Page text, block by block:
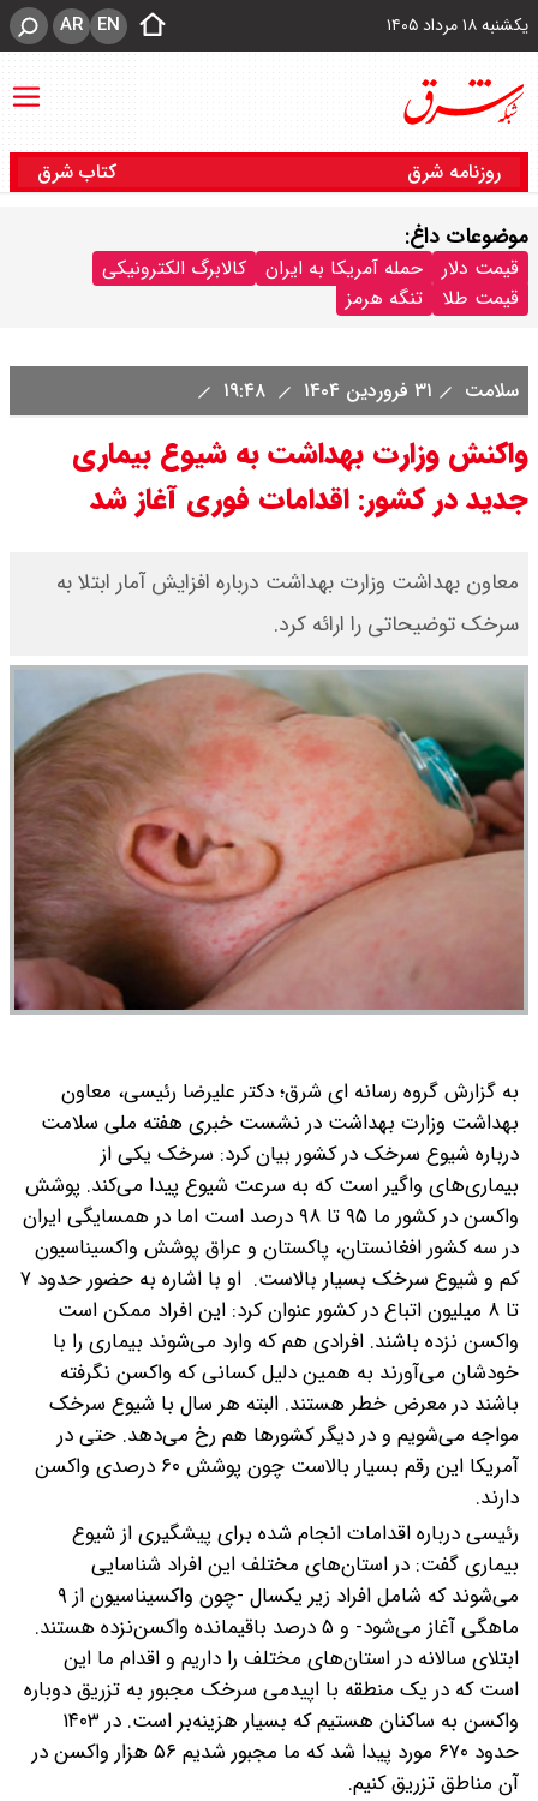
یکشنبه ۱۸ مرداد ۱۴۰۵ EN
AR
روزنامه شرق کتاب شرق
موضوعات داغ:
قیمت دلار حمله آمریکا به ایران
کالابرگ الکترونیکی
قیمت طلا
تنگه هرمز
سلامت ۳۱ فروردین ۱۴۰۴
واکنش وزارت بهداشت به شیوع بیماری
جدید در کشور: اقدامات فوری آغاز شد
معاون بهداشت وزارت بهداشت درباره افزایش آمار ابتلا به
سرخک توضیحاتی را ارائه کرد.
به گزارش گروه رسانه ای شرق؛ دکتر علیرضا رئیسی، معاون
بهداشت وزارت بهداشت در نشست خبری هفته ملی سلامت
درباره شیوع سرخک در کشور بیان کرد: سرخک یکی از
بیماری‌های واگیر است که به سرعت شیوع پیدا می‌کند. پوشش
واکسن در کشور ما ۹۵ تا ۹۸ درصد است اما در همسایگی ایران
در سه کشور افغانستان، پاکستان و عراق پوشش واکسیناسیون
کم و شیوع سرخک بسیار بالاست.
او با اشاره به حضور حدود ۷
تا ۸ میلیون اتباع در کشور عنوان کرد: این افراد ممکن است
واکسن نزده باشند. افرادی هم که‌ وارد می‌شوند بیماری را با
خودشان می‌آورند به همین دلیل کسانی که واکسن‌ نگرفته
باشند در معرض خطر هستند. البته هر سال با شیوع سرخک
مواجه می‌شویم و در دیگر کشورها هم رخ می‌دهد. حتی در
آمریکا این رقم بسیار بالاست چون پوشش ۶۰ درصدی واکسن
دارند.
رئیسی درباره اقدامات انجام شده برای پیشگیری از شیوع
بیماری گفت: در استان‌های مختلف این افراد شناسایی
می‌شوند که شامل افراد زیر یکسال -چون واکسیناسیون از ۹
ماهگی آغاز می‌شود- و ۵ درصد باقیمانده واکسن‌نزده هستند.
ابتلای سالانه در استان‌های مختلف را داریم و اقدام ما این
است که در یک منطقه با اپیدمی سرخک مجبور به تزریق دوباره
واکسن به ساکنان هستیم که بسیار هزینه‌بر است. در ۱۴۰۳
حدود ۶۷۰ مورد پیدا شد که ما مجبور شدیم ۵۶ هزار واکسن در
آن مناطق تزریق کنیم.